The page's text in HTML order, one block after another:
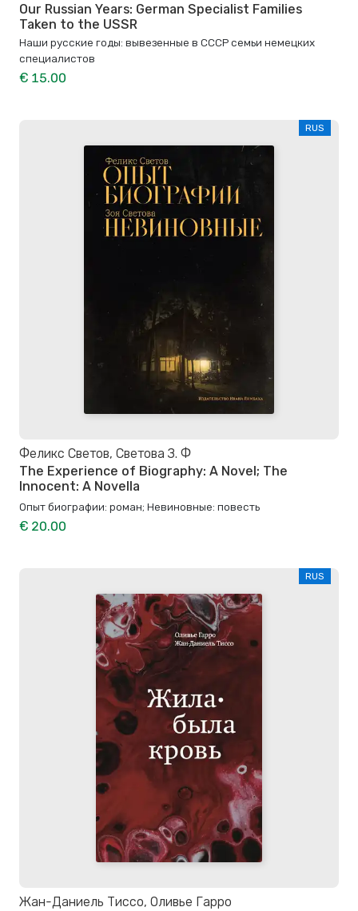
Our Russian Years: German Specialist Families
Taken to the USSR
Наши русские годы: вывезенные в СССР семьи немецких
специалистов
€ 15.00
RUS
Феликс Светов, Светова З. Ф
The Experience of Biography: A Novel; The
Innocent: A Novella
Опыт биографии: роман; Невиновные: повесть
€ 20.00
RUS
Жан-Даниель Тиссо, Оливье Гарро